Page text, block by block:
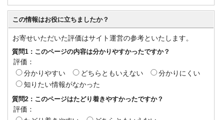
この情報はお役に立ちましたか？
お寄せいただいた評価はサイト運営の参考といたします。
質問1：このページの内容は分かりやすかったですか？
評価：
分かりやすい
どちらともいえない
分かりにくい
知りたい情報がなかった
質問2：このページはたどり着きやすかったですか？
評価：